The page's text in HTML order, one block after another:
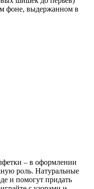
фоне, выдержанном в
– в оформлении
роль. Натуральные
и помогут придать